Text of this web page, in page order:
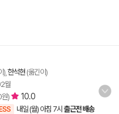
), 한석현 (옮긴이)
월
) 10.0
내일 (월) 아침 7시 출근전 배송